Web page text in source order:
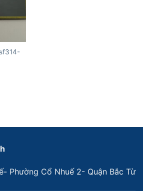
Phường Cổ Nhuế 2- Quận Bắc Từ